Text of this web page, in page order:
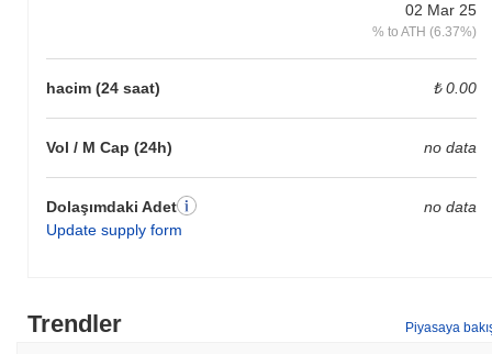
02 Mar 25
% to ATH (6.37%)
hacim (24 saat) ₺ 0.00
Vol / M Cap (24h) no data
Dolaşımdaki Adet
Update supply form
no data
Trendler Piyasaya